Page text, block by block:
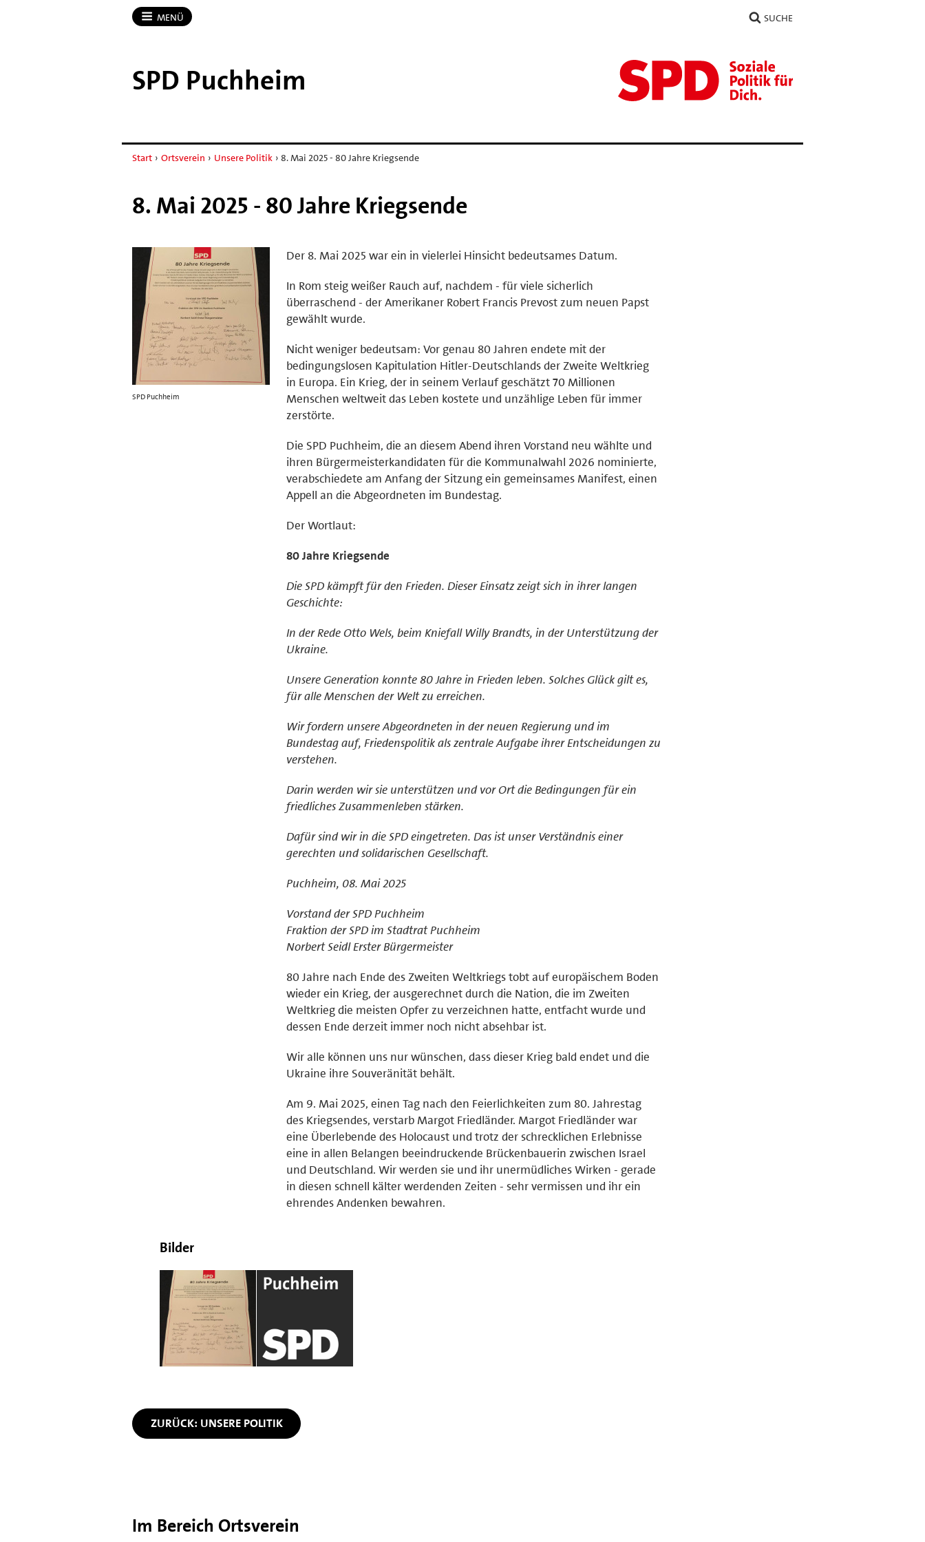
MENÜ SUCHE
SPD Puchheim
Start › Ortsverein › Unsere Politik › 8. Mai 2025 - 80 Jahre Kriegsende
8. Mai 2025 - 80 Jahre Kriegsende
SPD Puchheim
Der 8. Mai 2025 war ein in vielerlei Hinsicht bedeutsames Datum.
In Rom steig weißer Rauch auf, nachdem - für viele sicherlich
überraschend - der Amerikaner Robert Francis Prevost zum neuen Papst
gewählt wurde.
Nicht weniger bedeutsam: Vor genau 80 Jahren endete mit der
bedingungslosen Kapitulation Hitler-Deutschlands der Zweite Weltkrieg
in Europa. Ein Krieg, der in seinem Verlauf geschätzt 70 Millionen
Menschen weltweit das Leben kostete und unzählige Leben für immer
zerstörte.
Die SPD Puchheim, die an diesem Abend ihren Vorstand neu wählte und
ihren Bürgermeisterkandidaten für die Kommunalwahl 2026 nominierte,
verabschiedete am Anfang der Sitzung ein gemeinsames Manifest, einen
Appell an die Abgeordneten im Bundestag.
Der Wortlaut:
80 Jahre Kriegsende
Die SPD kämpft für den Frieden. Dieser Einsatz zeigt sich in ihrer langen
Geschichte:
In der Rede Otto Wels, beim Kniefall Willy Brandts, in der Unterstützung der
Ukraine.
Unsere Generation konnte 80 Jahre in Frieden leben. Solches Glück gilt es,
für alle Menschen der Welt zu erreichen.
Wir fordern unsere Abgeordneten in der neuen Regierung und im
Bundestag auf, Friedenspolitik als zentrale Aufgabe ihrer Entscheidungen zu
verstehen.
Darin werden wir sie unterstützen und vor Ort die Bedingungen für ein
friedliches Zusammenleben stärken.
Dafür sind wir in die SPD eingetreten. Das ist unser Verständnis einer
gerechten und solidarischen Gesellschaft.
Puchheim, 08. Mai 2025
Vorstand der SPD Puchheim
Fraktion der SPD im Stadtrat Puchheim
Norbert Seidl Erster Bürgermeister
80 Jahre nach Ende des Zweiten Weltkriegs tobt auf europäischem Boden
wieder ein Krieg, der ausgerechnet durch die Nation, die im Zweiten
Weltkrieg die meisten Opfer zu verzeichnen hatte, entfacht wurde und
dessen Ende derzeit immer noch nicht absehbar ist.
Wir alle können uns nur wünschen, dass dieser Krieg bald endet und die
Ukraine ihre Souveränität behält.
Am 9. Mai 2025, einen Tag nach den Feierlichkeiten zum 80. Jahrestag
des Kriegsendes, verstarb Margot Friedländer. Margot Friedländer war
eine Überlebende des Holocaust und trotz der schrecklichen Erlebnisse
eine in allen Belangen beeindruckende Brückenbauerin zwischen Israel
und Deutschland. Wir werden sie und ihr unermüdliches Wirken - gerade
in diesen schnell kälter werdenden Zeiten - sehr vermissen und ihr ein
ehrendes Andenken bewahren.
Bilder
ZURÜCK: UNSERE POLITIK
Im Bereich Ortsverein